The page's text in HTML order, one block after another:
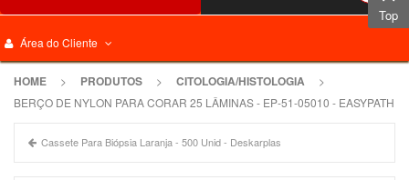
Área do Cliente
HOME > PRODUTOS > CITOLOGIA/HISTOLOGIA
>
BERÇO DE NYLON PARA CORAR 25 LÂMINAS - EP-51-05010 - EASYPATH
Cassete Para Biópsia Laranja - 500 Unid - Deskarplas
Top